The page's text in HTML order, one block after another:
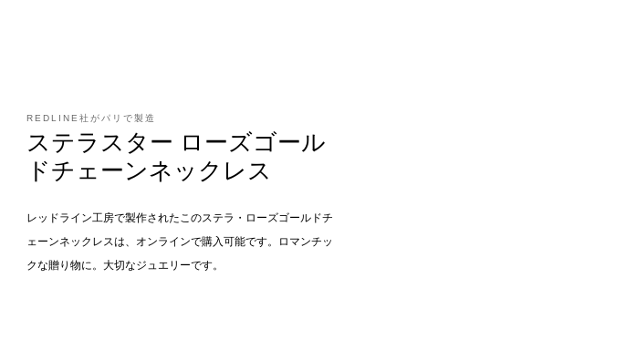
REDLINE社がパリで製造
ステラスター ローズゴール
ドチェーンネックレス
レッドライン工房で製作されたこのステラ・ローズゴールドチ
ェーンネックレスは、オンラインで購入可能です。ロマンチッ
クな贈り物に。大切なジュエリーです。